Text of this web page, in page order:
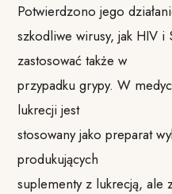
Potwierdzono jego
szkodliwe wirusy, jak HIV i
zastosować także w
przypadku grypy. W
lukrecji jest
stosowany jako preparat
produkujących
suplementy z lukrecją, ale